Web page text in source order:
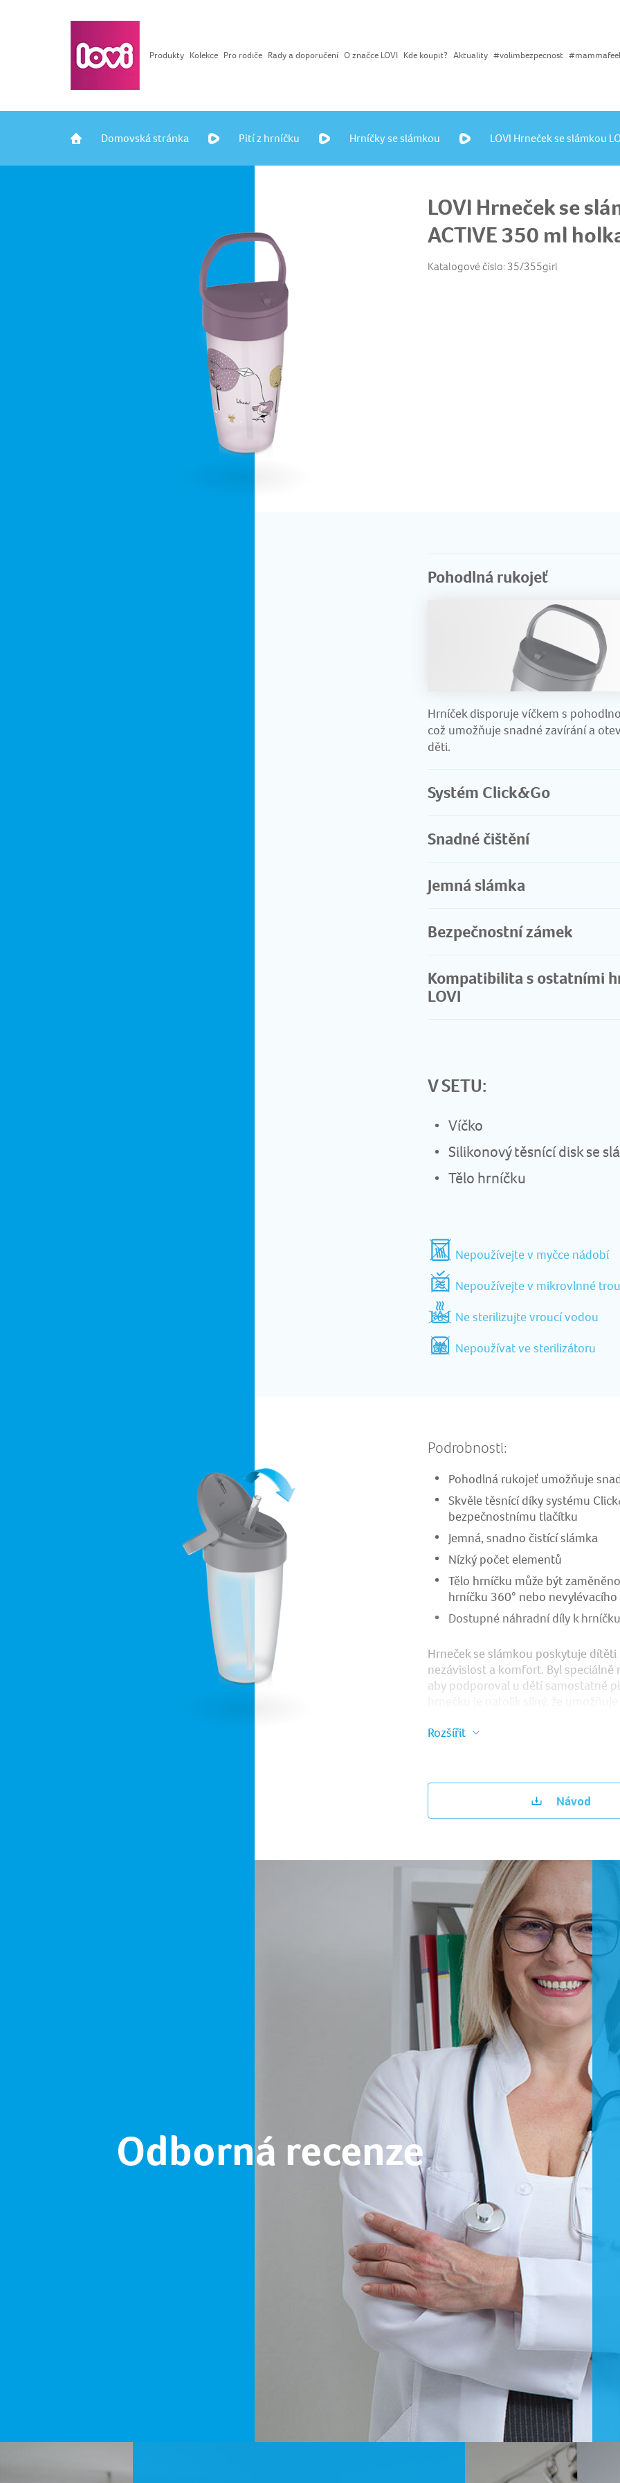
Produkty Kolekce Pro rodiče Rady a doporučení O značce LOVI Kde koupit? Aktuality #volimbezpecnost #mammafeel
Domovská stránka Pití z hrníčku Hrníčky se slámkou LOVI Hrneček se slámkou
LOVI Hrneček se
ACTIVE 350 ml
Katalogové číslo: 35/355girl
Pohodlná rukojeť
Hrníček disporuje víčkem s
což umožňuje snadné zavírání a
děti.
Systém Click&Go
Snadné čištění
Jemná slámka
Bezpečnostní zámek
Kompatibilita s ostatními
LOVI
V SETU:
Víčko
Silikonový těsnící disk se
Tělo hrníčku
Nepoužívejte v myčce nádobí
Nepoužívejte v mikrovlnné
Ne sterilizujte vroucí vodou
Nepoužívat ve sterilizátoru
Podrobnosti:
Pohodlná rukojeť umožňuje
Skvěle těsnící díky systému
bezpečnostnímu tlačítku
Jemná, snadno čistící slámka
Nízký počet elementů
Tělo hrníčku může být
hrníčku 360° nebo
Dostupné náhradní díly k hrníčku
Hrneček se slámkou poskytuje
nezávislost a komfort. Byl speciálně
aby podporoval u dětí samostatné
Rozšířit
Návod
Odborná recenze